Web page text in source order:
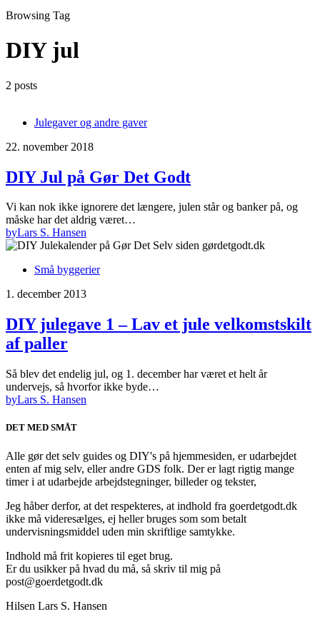
Browsing Tag
DIY jul
2 posts
Julegaver og andre gaver
22. november 2018
DIY Jul på Gør Det Godt
Vi kan nok ikke ignorere det længere, julen står og banker på, og
måske har det aldrig været…
byLars S. Hansen
Små byggerier
1. december 2013
DIY julegave 1 – Lav et jule velkomstskilt
af paller
Så blev det endelig jul, og 1. december har været et helt år
undervejs, så hvorfor ikke byde…
byLars S. Hansen
DET MED SMÅT
Alle gør det selv guides og DIY's på hjemmesiden, er udarbejdet
enten af mig selv, eller andre GDS folk. Der er lagt rigtig mange
timer i at udarbejde arbejdstegninger, billeder og tekster,
Jeg håber derfor, at det respekteres, at indhold fra goerdetgodt.dk
ikke må videresælges, ej heller bruges som som betalt
undervisningsmiddel uden min skriftlige samtykke.
Indhold må frit kopieres til eget brug.
Er du usikker på hvad du må, så skriv til mig på
post@goerdetgodt.dk
Hilsen Lars S. Hansen